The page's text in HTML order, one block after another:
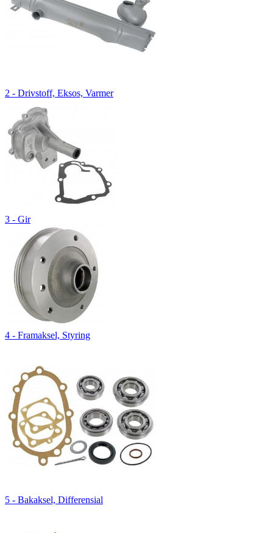
2 - Drivstoff, Eksos, Varmer
3 - Gir
4 - Framaksel, Styring
5 - Bakaksel, Differensial